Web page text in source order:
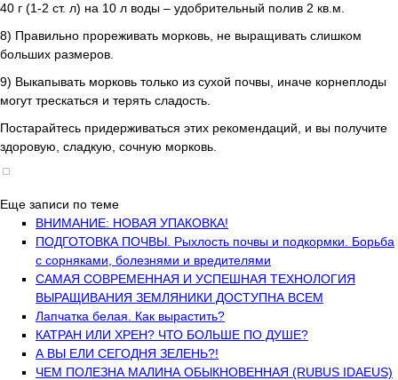
40 г (1-2 ст. л) на 10 л воды – удобрительный полив 2 кв.м.
8) Правильно прореживать морковь, не выращивать слишком
больших размеров.
9) Выкапывать морковь только из сухой почвы, иначе корнеплоды
могут трескаться и терять сладость.
Постарайтесь придерживаться этих рекомендаций, и вы получите
здоровую, сладкую, сочную морковь.
Еще записи по теме
ВНИМАНИЕ: НОВАЯ УПАКОВКА!
ПОДГОТОВКА ПОЧВЫ. Рыхлость почвы и подкормки. Борьба
с сорняками, болезнями и вредителями
САМАЯ СОВРЕМЕННАЯ И УСПЕШНАЯ ТЕХНОЛОГИЯ
ВЫРАЩИВАНИЯ ЗЕМЛЯНИКИ ДОСТУПНА ВСЕМ
Лапчатка белая. Как вырастить?
КАТРАН ИЛИ ХРЕН? ЧТО БОЛЬШЕ ПО ДУШЕ?
А ВЫ ЕЛИ СЕГОДНЯ ЗЕЛЕНЬ?!
ЧЕМ ПОЛЕЗНА МАЛИНА ОБЫКНОВЕННАЯ (RUBUS IDAEUS)